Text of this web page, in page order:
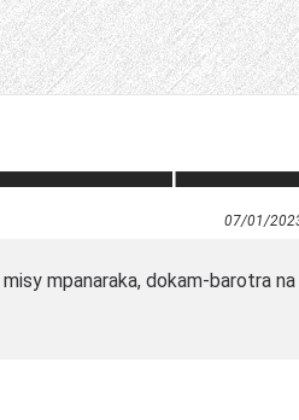
07/01/
mpanaraka, dokam-barotra